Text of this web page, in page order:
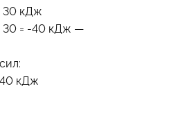
30 кДж
30 = -40 кДж —
40 кДж